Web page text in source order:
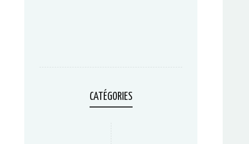
CATÉGORIES